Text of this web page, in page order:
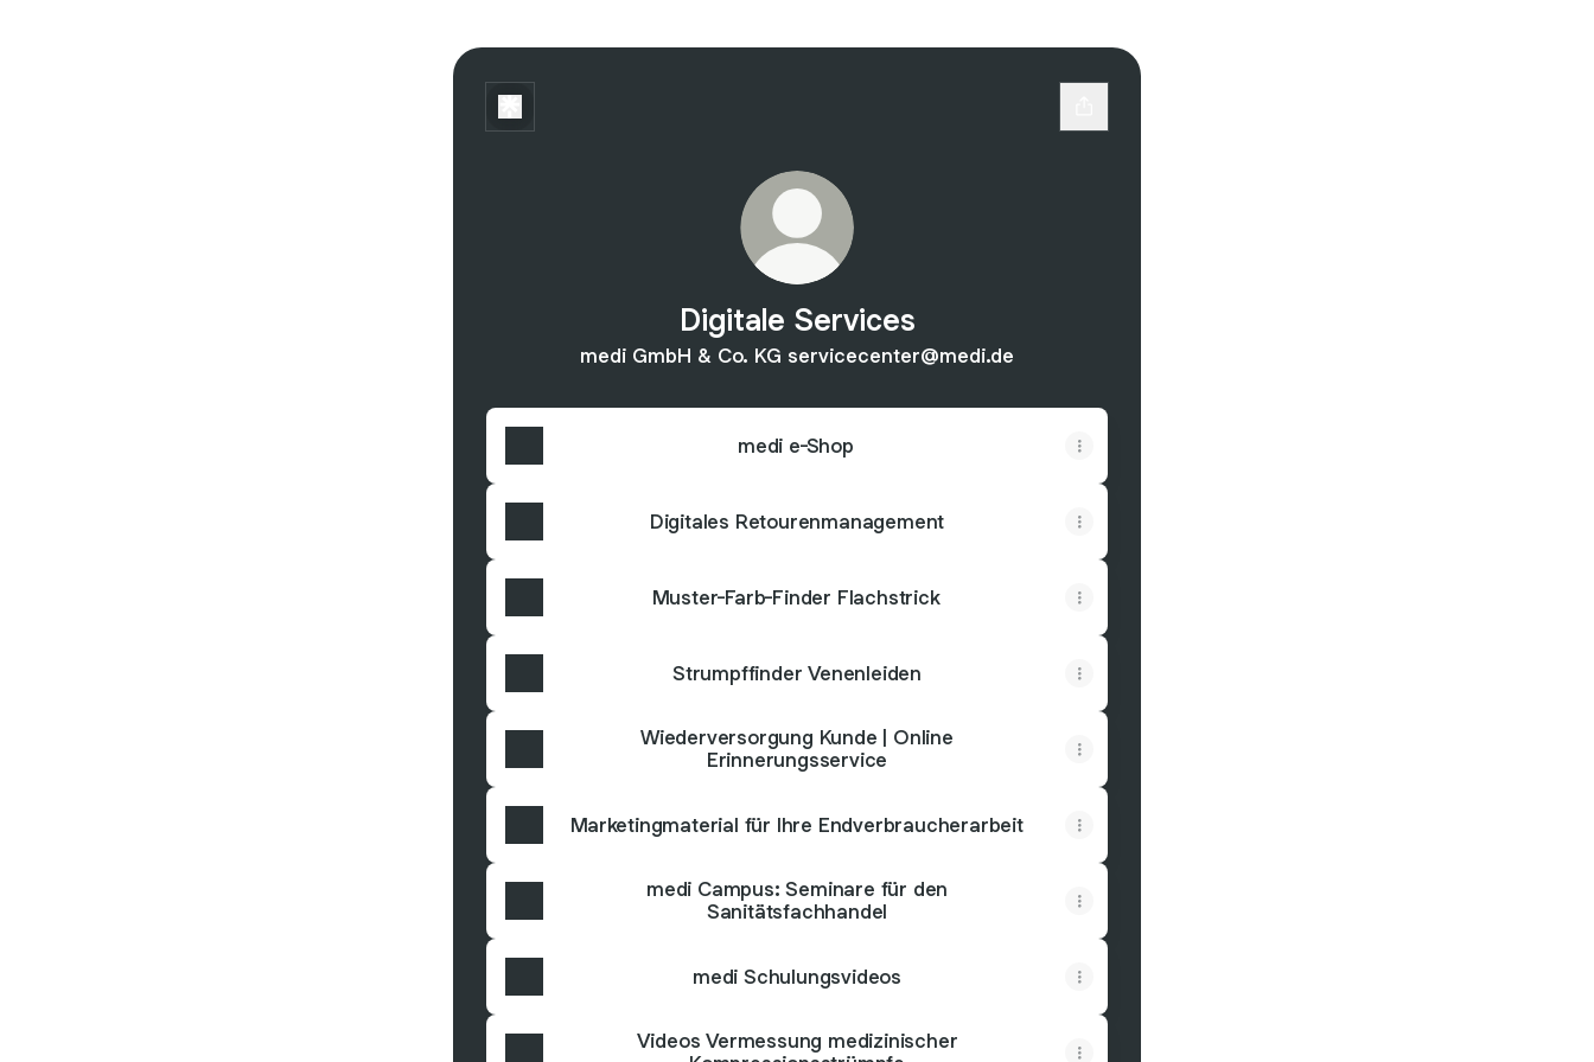
Digitale Services
medi GmbH & Co. KG servicecenter@medi.de
medi e-Shop
Digitales Retourenmanagement
Muster-Farb-Finder Flachstrick
Strumpffinder Venenleiden
Wiederversorgung Kunde | Online
Erinnerungsservice
Marketingmaterial für Ihre Endverbraucherarbeit
medi Campus: Seminare für den
Sanitätsfachhandel
medi Schulungsvideos
Videos Vermessung medizinischer